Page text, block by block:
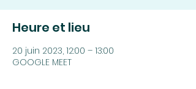
Heure et lieu
20 juin 2023, 12:00 – 13:00
GOOGLE MEET